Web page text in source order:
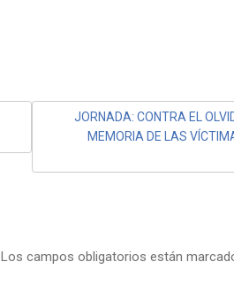
JORNADA: CONTRA EL
MEMORIA DE LAS
Los campos obligatorios están